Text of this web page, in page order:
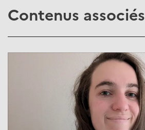
Contenus associés